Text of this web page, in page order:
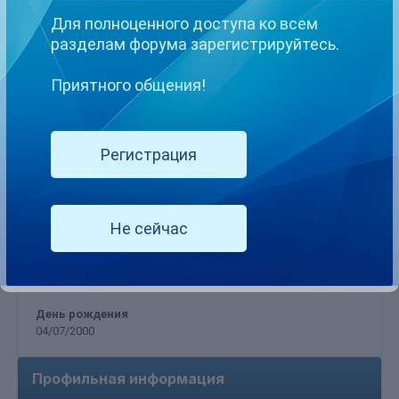
TolikTolik имел наиболее популярный контент!
2 Подписчика
День рождения
04/07/2000
Профильная информация
Для полноценного доступа ко всем
разделам форума зарегистрируйтесь.
Приятного общения!
Регистрация
Не сейчас